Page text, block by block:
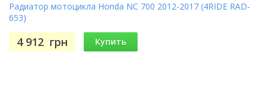
Радиатор мотоцикла Honda NC 700 2012-2017 (4RIDE RAD-
653)
4 912 грн Купить